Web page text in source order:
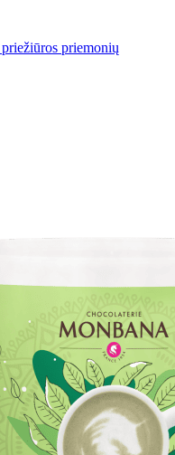
priemonių